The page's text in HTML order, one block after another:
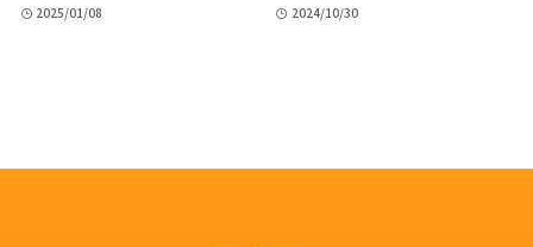
2025/01/08 2024/10/30